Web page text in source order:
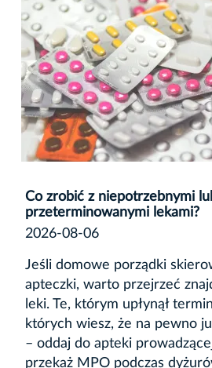
Co zrobić z niepotrzebnymi
przeterminowanymi lekami?
2026-08-06
Jeśli domowe porządki
apteczki, warto przejrzeć
leki. Te, którym upłynął
których wiesz, że na pewno
– oddaj do apteki
przekaż MPO podczas